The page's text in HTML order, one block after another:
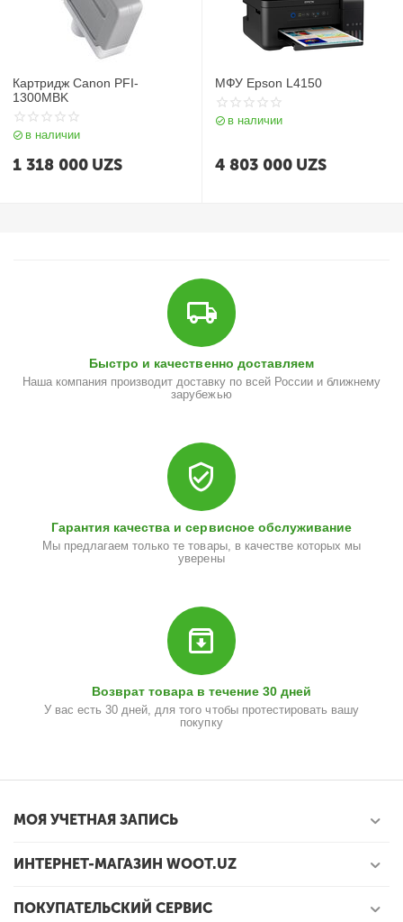
Картридж Canon PFI-
1300MBK
в наличии
1 318 000 UZS
МФУ Epson L4150
в наличии
4 803 000 UZS
Быстро и качественно доставляем
Наша компания производит доставку по всей России и ближнему
зарубежью
Гарантия качества и сервисное обслуживание
Мы предлагаем только те товары, в качестве которых мы
уверены
Возврат товара в течение 30 дней
У вас есть 30 дней, для того чтобы протестировать вашу
покупку
МОЯ УЧЕТНАЯ ЗАПИСЬ
ИНТЕРНЕТ-МАГАЗИН WOOT.UZ
ПОКУПАТЕЛЬСКИЙ СЕРВИС